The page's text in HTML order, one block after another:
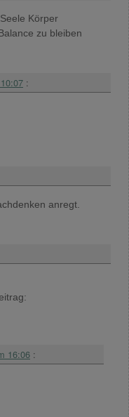
Körper
zu bleiben
:
anregt.
16:06 :